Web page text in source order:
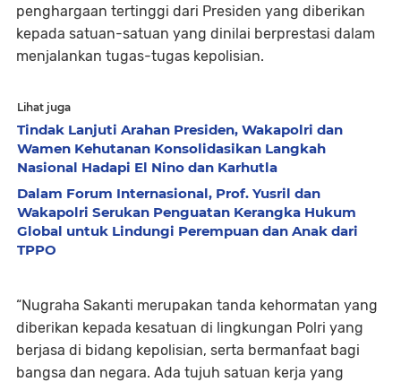
penghargaan tertinggi dari Presiden yang diberikan
kepada satuan-satuan yang dinilai berprestasi dalam
menjalankan tugas-tugas kepolisian.
Lihat juga
Tindak Lanjuti Arahan Presiden, Wakapolri dan
Wamen Kehutanan Konsolidasikan Langkah
Nasional Hadapi El Nino dan Karhutla
Dalam Forum Internasional, Prof. Yusril dan
Wakapolri Serukan Penguatan Kerangka Hukum
Global untuk Lindungi Perempuan dan Anak dari
TPPO
“Nugraha Sakanti merupakan tanda kehormatan yang
diberikan kepada kesatuan di lingkungan Polri yang
berjasa di bidang kepolisian, serta bermanfaat bagi
bangsa dan negara. Ada tujuh satuan kerja yang